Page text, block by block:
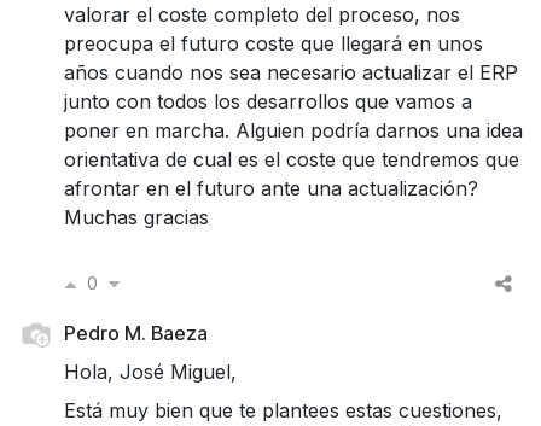
valorar el coste completo del proceso, nos
preocupa el futuro coste que llegará en unos
años cuando nos sea necesario actualizar el ERP
junto con todos los desarrollos que vamos a
poner en marcha. Alguien podría darnos una idea
orientativa de cual es el coste que tendremos que
afrontar en el futuro ante una actualización?
Muchas gracias
0
Pedro M. Baeza
Hola, José Miguel,
Está muy bien que te plantees estas cuestiones,